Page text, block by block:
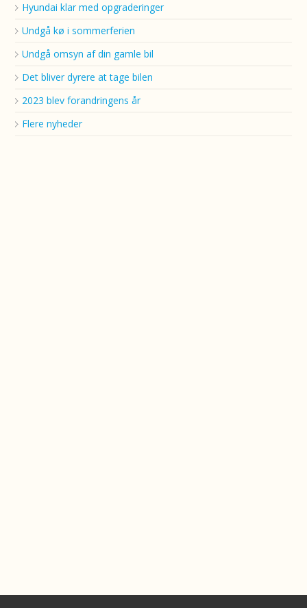
Hyundai klar med opgraderinger
Undgå kø i sommerferien
Undgå omsyn af din gamle bil
Det bliver dyrere at tage bilen
2023 blev forandringens år
Flere nyheder